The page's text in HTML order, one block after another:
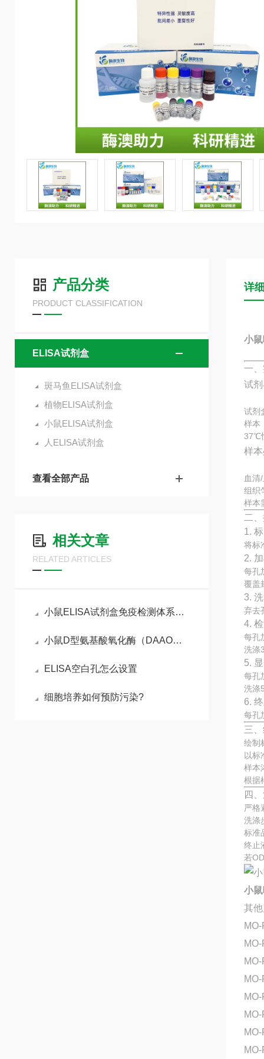
产品分类
PRODUCT CLASSIFICATION
ELISA试剂盒
斑马鱼ELISA试剂盒
植物ELISA试剂盒
小鼠ELISA试剂盒
人ELISA试剂盒
查看全部产品
相关文章
RELATED ARTICLES
小鼠ELISA试剂盒免疫检测体系与动物模型实验实操指南
小鼠D型氨基酸氧化酶（DAAO）ELISA试剂盒参考说明书
ELISA空白孔怎么设置
细胞培养如何预防污染?
详
小
一
试
试剂
样本
37℃
样
血清
组织
样本
二
1.
将标
2.
每孔
覆盖
3.
弃去
4.
每孔
洗涤
5.
每孔
洗涤
6.
每孔
三
绘制
以标
样本
根据
四
严格
洗涤
标准
终止
若
小
其